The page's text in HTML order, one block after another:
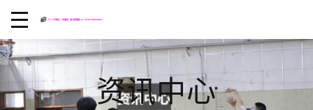
资讯中心